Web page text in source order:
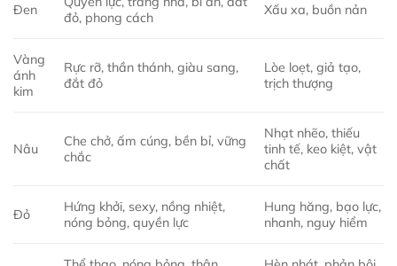
Đen
đỏ, phong cách
Xấu xa, buồn nản
Vàng
ánh
kim
Rực rỡ, thần thánh, giàu sang,
đắt đỏ
Lòe loẹt, giả tạo,
trịch thượng
Nâu
Che chở, ấm cúng, bền bỉ, vững
chắc
Nhạt nhẽo, thiếu
tinh tế, keo kiệt, vật
chất
Đỏ
Hứng khởi, sexy, nồng nhiệt,
nóng bỏng, quyền lực
Hung hăng, bạo lực,
nhanh, nguy hiểm